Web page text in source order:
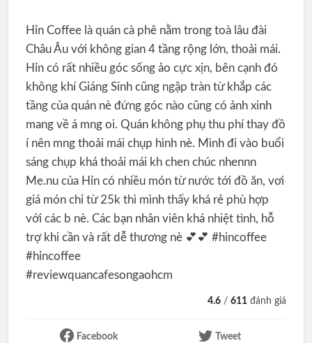
Hỉn Coffee là quán cà phê nằm trong toà lâu đài
Châu Âu với không gian 4 tầng rộng lớn, thoải mái.
Hỉn có rất nhiều góc sống ảo cực xịn, bên cạnh đó
không khí Giáng Sinh cũng ngập tràn từ khắp các
tầng của quán nè đứng góc nào cũng có ảnh xinh
mang về á mng oi. Quán không phụ thu phí thay đồ
í nên mng thoải mái chụp hình nè. Mình đi vào buổi
sáng chụp khá thoải mái kh chen chúc nhennn
Me.nu của Hỉn có nhiều món từ nước tới đồ ăn, vơi
giá món chỉ từ 25k thì mình thấy khá rẻ phù hợp
với các b nè. Các bạn nhân viên khá nhiệt tình, hỗ
trợ khi cần và rất dễ thương nè 💕💕 #hincoffee
#hỉncoffee
#reviewquancafesongaohcm
4.6 /611 đánh giá
Facebook Tweet